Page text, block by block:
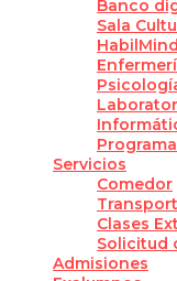
Banco
Sala
Servicios
Comedor
Clases
Solicitud
Admisiones